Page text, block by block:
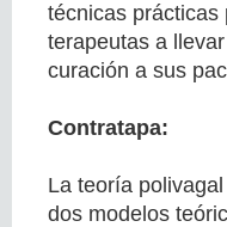
técnicas prácticas
terapeutas a
curación a sus
Contratapa:
La teoría
dos modelos